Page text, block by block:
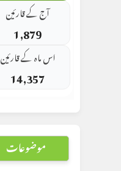
آج کے قارئین
1,879
اس ماہ کے قارئین
14,357
موضوعات